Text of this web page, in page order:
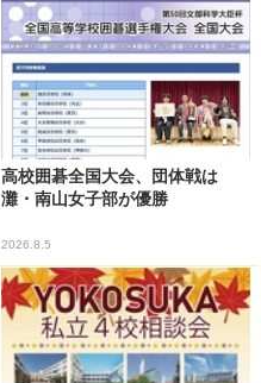
高校囲碁全国大会、団体戦は
灘・南山女子部が優勝
2026.8.5